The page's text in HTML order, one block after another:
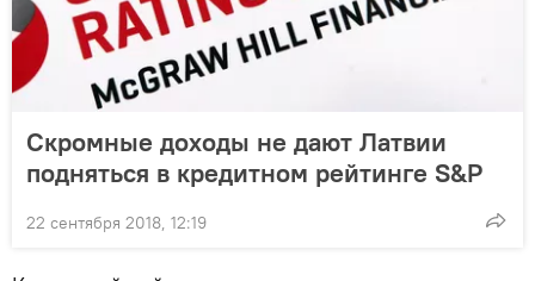
Скромные доходы не дают Латвии
подняться в кредитном рейтинге S&P
22 сентября 2018, 12:19